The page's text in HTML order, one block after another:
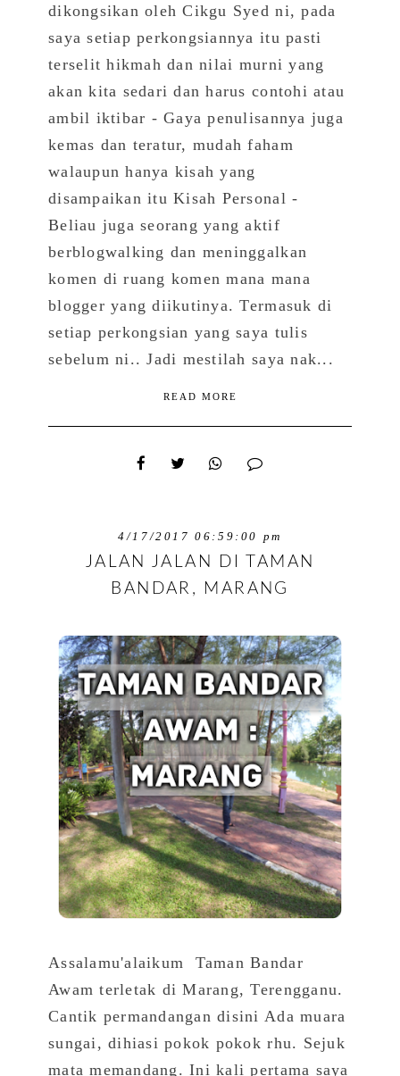
dikongsikan oleh Cikgu Syed ni, pada
saya setiap perkongsiannya itu pasti
terselit hikmah dan nilai murni yang
akan kita sedari dan harus contohi atau
ambil iktibar - Gaya penulisannya juga
kemas dan teratur, mudah faham
walaupun hanya kisah yang
disampaikan itu Kisah Personal -
Beliau juga seorang yang aktif
berblogwalking dan meninggalkan
komen di ruang komen mana mana
blogger yang diikutinya. Termasuk di
setiap perkongsian yang saya tulis
sebelum ni.. Jadi mestilah saya nak...
READ MORE
4/17/2017 06:59:00 pm
JALAN JALAN DI TAMAN
BANDAR, MARANG
Assalamu'alaikum Taman Bandar
Awam terletak di Marang, Terengganu.
Cantik permandangan disini Ada muara
sungai, dihiasi pokok pokok rhu. Sejuk
mata memandang. Ini kali pertama saya